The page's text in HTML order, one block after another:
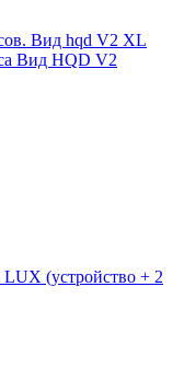
Вид hqd V2 XL
Вид HQD V2
(устройство + 2